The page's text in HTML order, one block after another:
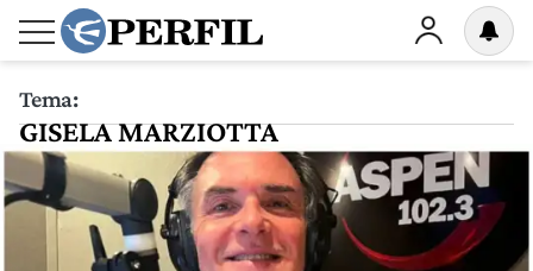
Tema:
GISELA MARZIOTTA